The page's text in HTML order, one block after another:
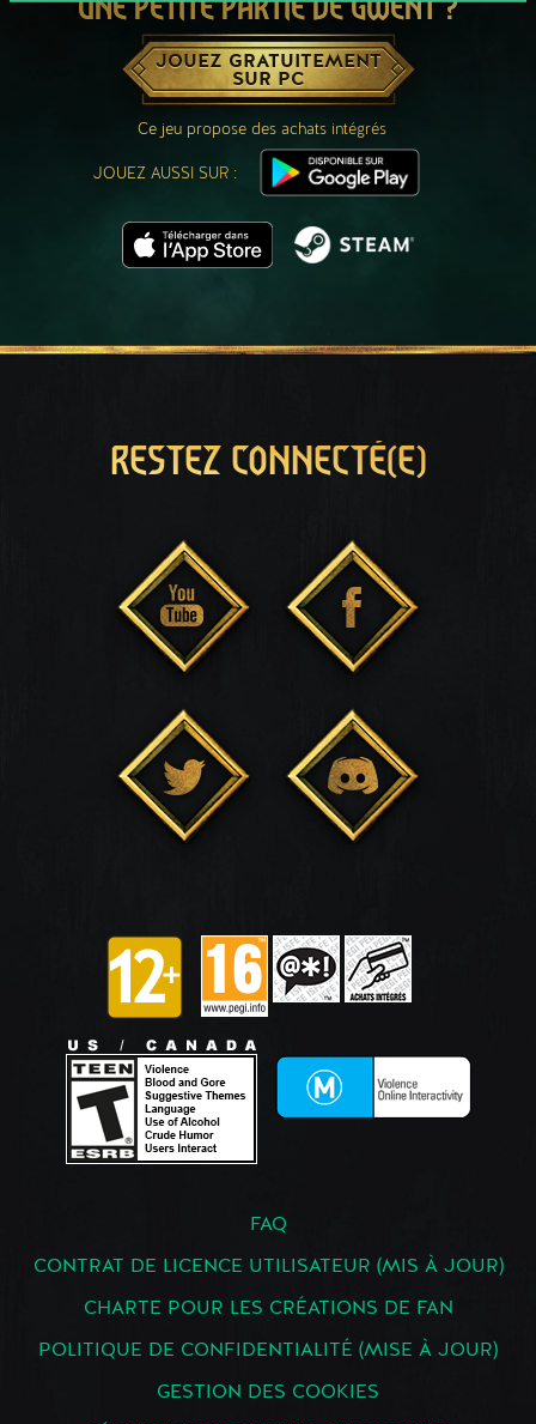
UNE PETITE PARTIE DE GWENT ?
JOUEZ GRATUITEMENT
SUR PC
Ce jeu propose des achats intégrés
JOUEZ AUSSI SUR :
RESTEZ CONNECTÉ(E)
FAQ
CONTRAT DE LICENCE UTILISATEUR (MIS À JOUR)
CHARTE POUR LES CRÉATIONS DE FAN
POLITIQUE DE CONFIDENTIALITÉ (MISE À JOUR)
GESTION DES COOKIES